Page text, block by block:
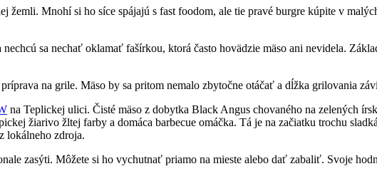
Mnohí si ho síce spájajú s fast foodom, ale tie pravé burgre kúpite v
sa nechať oklamať fašírkou, ktorá často hovädzie mäso ani nevidela.
na grile. Mäso by sa pritom nemalo zbytočne otáčať a dĺžka grilovania
na Teplickej ulici. Čisté mäso z dobytka Black Angus chovaného na zelených
žiarivo žltej farby a domáca barbecue omáčka. Tá je na začiatku trochu
lokálneho zdroja.
zasýti. Môžete si ho vychutnať priamo na mieste alebo dať zabaliť. Svoje